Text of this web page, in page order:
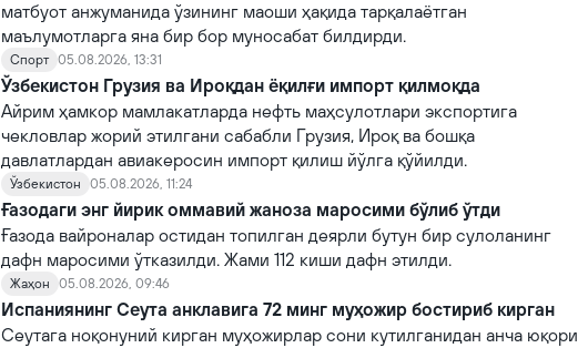
матбуот анжуманида ўзининг маоши ҳақида тарқалаётган
маълумотларга яна бир бор муносабат билдирди.
Спорт 05.08.2026, 13:31
Ўзбекистон Грузия ва Ироқдан ёқилғи импорт қилмоқда
Айрим ҳамкор мамлакатларда нефть маҳсулотлари экспортига
чекловлар жорий этилгани сабабли Грузия, Ироқ ва бошқа
давлатлардан авиакеросин импорт қилиш йўлга қўйилди.
Ўзбекистон 05.08.2026, 11:24
Ғазодаги энг йирик оммавий жаноза маросими бўлиб ўтди
Ғазода вайроналар остидан топилган деярли бутун бир сулоланинг
дафн маросими ўтказилди. Жами 112 киши дафн этилди.
Жаҳон 05.08.2026, 09:46
Испаниянинг Сеута анклавига 72 минг муҳожир бостириб кирган
Сеутага ноқонуний кирган муҳожирлар сони кутилганидан анча юқори